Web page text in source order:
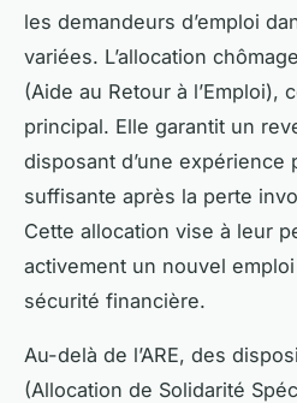
les demandeurs d’emploi
variées. L’allocation
(Aide au Retour à l’Emploi),
principal. Elle garantit un
disposant d’une expérience
suffisante après la perte
Cette allocation vise à leur
activement un nouvel
sécurité financière.
Au-delà de l’ARE, des
(Allocation de Solidarité